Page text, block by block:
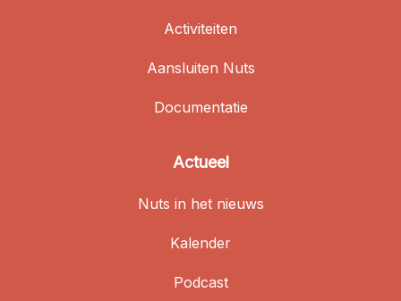
Activiteiten
Aansluiten Nuts
Documentatie
Actueel
Nuts in het nieuws
Kalender
Podcast